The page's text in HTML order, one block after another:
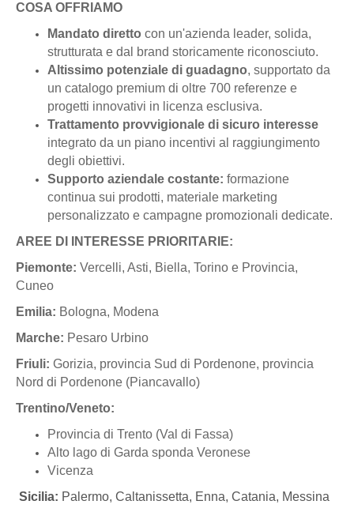
COSA OFFRIAMO
Mandato diretto con un'azienda leader, solida,
strutturata e dal brand storicamente riconosciuto.
Altissimo potenziale di guadagno, supportato da
un catalogo premium di oltre 700 referenze e
progetti innovativi in licenza esclusiva.
Trattamento provvigionale di sicuro interesse
integrato da un piano incentivi al raggiungimento
degli obiettivi.
Supporto aziendale costante: formazione
continua sui prodotti, materiale marketing
personalizzato e campagne promozionali dedicate.
AREE DI INTERESSE PRIORITARIE:
Piemonte: Vercelli, Asti, Biella, Torino e Provincia,
Cuneo
Emilia: Bologna, Modena
Marche: Pesaro Urbino
Friuli: Gorizia, provincia Sud di Pordenone, provincia
Nord di Pordenone (Piancavallo)
Trentino/Veneto:
Provincia di Trento (Val di Fassa)
Alto lago di Garda sponda Veronese
Vicenza
Sicilia: Palermo, Caltanissetta, Enna, Catania, Messina